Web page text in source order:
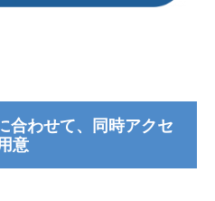
合わせて、同時アクセ
意